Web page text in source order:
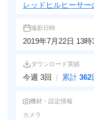
レッドヒルヒーサー
撮影日時
2019年7月22日 13時
ダウンロード実績
今週 3回 | 累計 362
機材・設定情報
カメラ